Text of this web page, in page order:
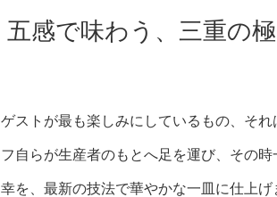
五感で味わう、三重の
ゲストが最も楽しみにしているもの、そ
フ自らが生産者のもとへ足を運び、その
幸を、最新の技法で華やかな一皿に仕上